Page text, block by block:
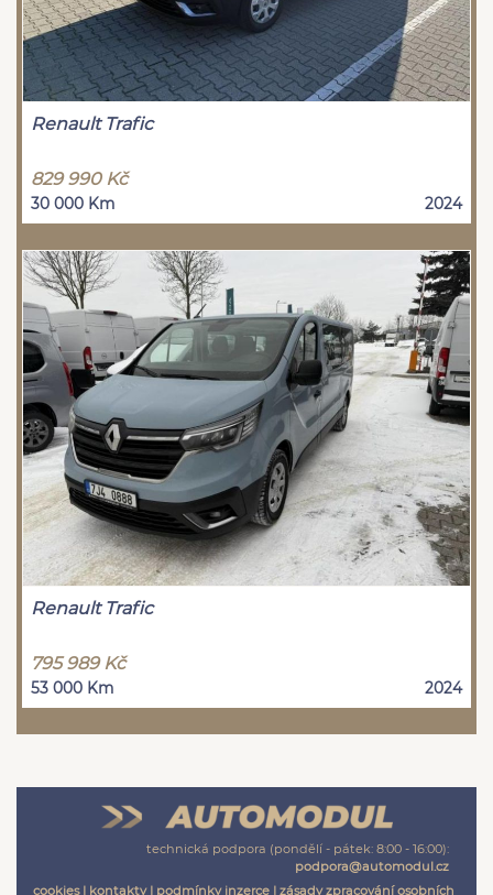
Renault Trafic
829 990 Kč
30 000 Km 2024
Renault Trafic
795 989 Kč
53 000 Km 2024
technická podpora (pondělí - pátek: 8:00 - 16:00):
podpora@automodul.cz
cookies| kontakty| podmínky inzerce | zásady zpracování osobních